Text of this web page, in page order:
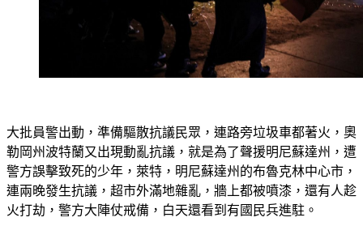
勒岡州波特蘭又出現動亂抗議，就是為了聲援明尼蘇達州，遭
警方誤擊致死的少年，萊特，明尼蘇達州的布魯克林中心市，
連兩晚發生抗議，超市外滿地雜亂，牆上都被噴漆，還有人趁
火打劫，警方大陣仗戒備，白天還看到有國民兵進駐。